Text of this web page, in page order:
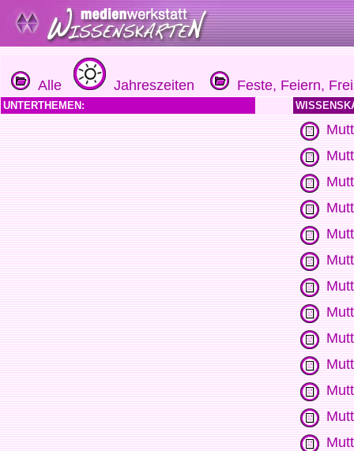
Alle Jahreszeiten Feste, Feiern,
UNTERTHEMEN: